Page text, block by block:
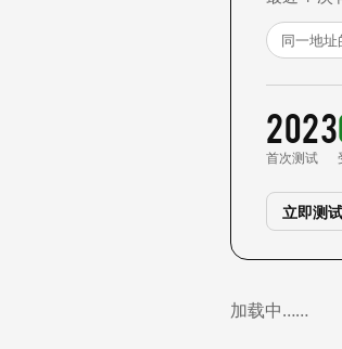
同一地址
2023
首次测试
立即测试
加载中……